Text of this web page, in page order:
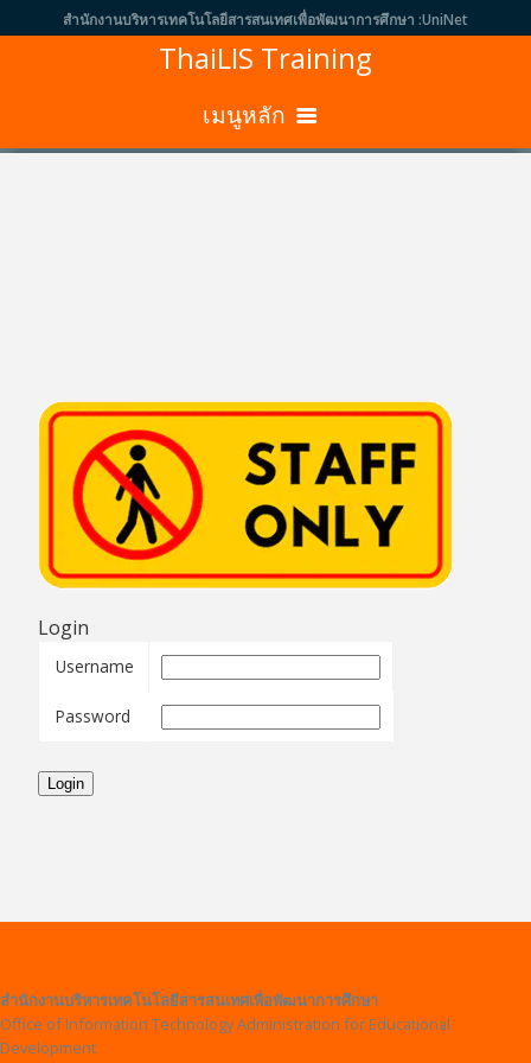
สำนักงานบริหารเทคโนโลยีสารสนเทศเพื่อพัฒนาการศึกษา :UniNet
ThaiLIS Training
เมนูหลัก
หนังสือเชิญประชุม
ติดต่อสอบถาม
Staff Only
Login
Username
Password
สำนักงานบริหารเทคโนโลยีสารสนเทศเพื่อพัฒนาการศึกษา
Office of Information Technology Administration for Educational
Development